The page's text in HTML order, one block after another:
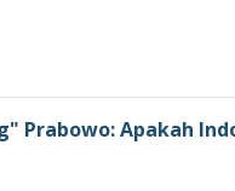
Prabowo: Apakah